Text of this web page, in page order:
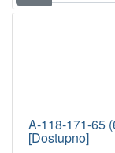
A-118-171-65
[Dostupno]